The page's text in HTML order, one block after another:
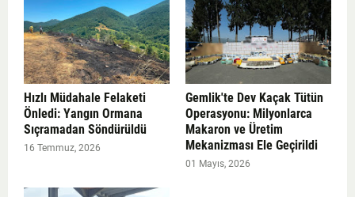
Hızlı Müdahale Felaketi
Önledi: Yangın Ormana
Sıçramadan Söndürüldü
16 Temmuz, 2026
Gemlik'te Dev Kaçak Tütün
Operasyonu: Milyonlarca
Makaron ve Üretim
Mekanizması Ele Geçirildi
01 Mayıs, 2026